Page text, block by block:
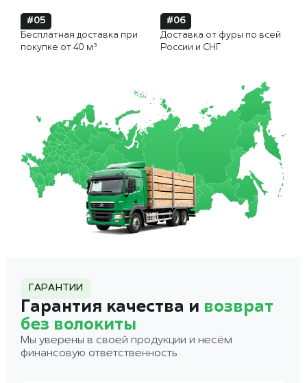
#05
Бесплатная доставка при
покупке от 40 м³
#06
Доставка от фуры по всей
России и СНГ
ГАРАНТИИ
Гарантия качества и возврат
без волокиты
Мы уверены в своей продукции и несём
финансовую ответственность